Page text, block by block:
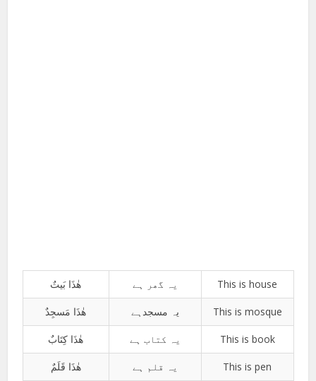
ھٰذَا بَیتٌ یہ گھر ہے This is house
ھٰذَا مَسجِدٌ یہ مسجدہے This is mosque
ھٰذَا کِتَابٌ یہ کتاب ہے This is book
ھٰذَا قَلَمٌ یہ قلم ہے This is pen